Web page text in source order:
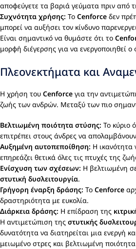
αποφεύγετε τα βαριά γεύματα πριν από
Συχνότητα χρήσης: Το Cenforce δεν
μπορεί να αυξήσει τον κίνδυνο
Είναι σημαντικό να θυμάστε ότι το
μορφή διέγερσης για να ενεργοποιηθεί
Πλεονεκτήματα και
Η χρήση του Cenforce για την
ζωής των ανδρών. Μεταξύ των πιο
Βελτιωμένη ποιότητα στύσης: Το κύριο
επιτρέπει στους άνδρες να
Αυξημένη αυτοπεποίθηση: Η ικανότητα
επηρεάζει θετικά όλες τις πτυχές της
Ενίσχυση των σχέσεων: Η βελτιωμένη
στυτική δυσλειτουργία.
Γρήγορη έναρξη δράσης: Το Cenforce
δραστηριότητα με ευκολία.
Διάρκεια δράσης: Η επίδραση της
Η αντιμετώπιση της στυτικής
δυνατότητα να διατηρείται μια ενεργή
μειωμένο στρες και βελτιωμένη